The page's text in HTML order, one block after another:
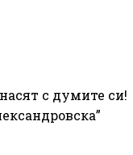
с думите си!